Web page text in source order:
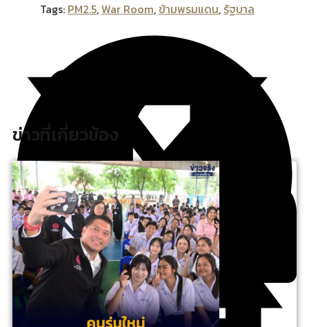
Tags: PM2.5,War Room, ข้ามพรมแดน, รัฐบาล
ข่าวที่เกี่ยวข้อง